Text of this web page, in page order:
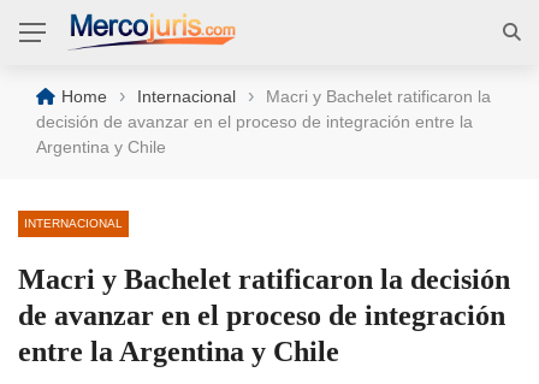
Home › Internacional ›
Macri y Bachelet ratificaron la
decisión de avanzar en el proceso de integración entre la
Argentina y Chile
INTERNACIONAL
Macri y Bachelet ratificaron la decisión
de avanzar en el proceso de integración
entre la Argentina y Chile